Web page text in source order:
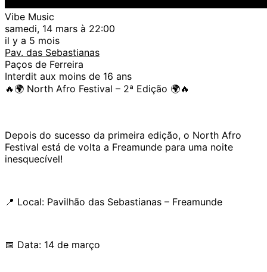
Vibe Music
samedi, 14 mars à 22:00
il y a 5 mois
Pav. das Sebastianas
Paços de Ferreira
Interdit aux moins de 16 ans
🔥🌍 North Afro Festival – 2ª Edição 🌍🔥
Depois do sucesso da primeira edição, o North Afro
Festival está de volta a Freamunde para uma noite
inesquecível!
📍 Local: Pavilhão das Sebastianas – Freamunde
📅 Data: 14 de março